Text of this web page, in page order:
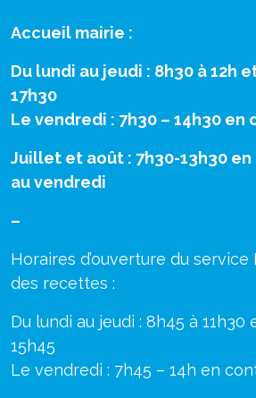
Accueil mairie :
Du lundi au jeudi : 8h30 à 12h
17h30
Le vendredi : 7h30 – 14h30 en
Juillet et août : 7h30-13h30
au vendredi
–
Horaires d’ouverture du
des recettes :
Du lundi au jeudi : 8h45 à 11h30
15h45
Le vendredi : 7h45 – 14h en